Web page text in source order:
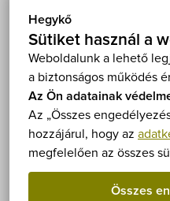
Hegykő
Sütiket használ a
Weboldalunk a lehető
a biztonságos működés
Az Ön adatainak
Az „Összes
hozzájárul, hogy az
megfelelően az összes
Összes
Földrajzi adottság
Éghajlat
Hegykő történelme
Éttermek
Programok
Önkormányzat
Hírek
Hegykő, Széchenyi
Kossuth Lajos utca 76.
Ingyenes